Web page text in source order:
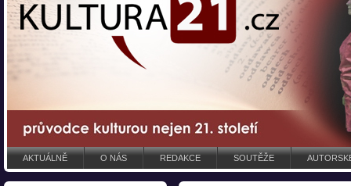
AKTUÁLNĚ O NÁS REDAKCE SOUTĚŽE